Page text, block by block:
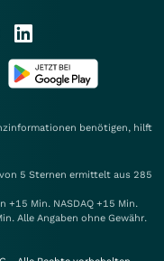
benötigen, hilft
5 Sternen ermittelt aus 285
+15 Min. NASDAQ +15 Min.
Alle Angaben ohne Gewähr.